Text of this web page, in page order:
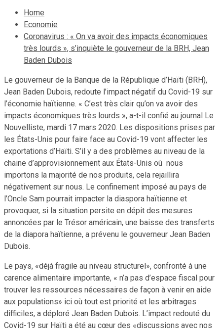
Home
Economie
Coronavirus : « On va avoir des impacts économiques
très lourds », s’inquiète le gouverneur de la BRH, Jean
Baden Dubois
Le gouverneur de la Banque de la République d’Haïti (BRH),
Jean Baden Dubois, redoute l’impact négatif du Covid-19 sur
l’économie haïtienne. « C’est très clair qu’on va avoir des
impacts économiques très lourds », a-t-il confié au journal Le
Nouvelliste, mardi 17 mars 2020. Les dispositions prises par
les États-Unis pour faire face au Covid-19 vont affecter les
exportations d’Haïti. S’il y a des problèmes au niveau de la
chaine d’approvisionnement aux États-Unis où nous
importons la majorité de nos produits, cela rejaillira
négativement sur nous. Le confinement imposé au pays de
l’Oncle Sam pourrait impacter la diaspora haïtienne et
provoquer, si la situation persite en dépit des mesures
annoncées par le Trésor américain, une baisse des transferts
de la diapora haïtienne, a prévenu le gouverneur Jean Baden
Dubois.
Le pays, «déjà fragile au niveau structurel», confronté à une
carence alimentaire importante, « n’a pas d’espace fiscal pour
trouver les ressources nécessaires de façon à venir en aide
aux populations» ici où tout est priorité et les arbitrages
difficiles, a déploré Jean Baden Dubois. L’impact redouté du
Covid-19 sur Haïti a été au cœur des «discussions avec nos